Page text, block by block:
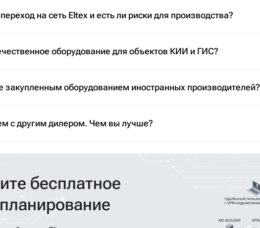
на сеть Eltex и есть ли риски для производства?
оборудование для объектов КИИ и ГИС?
закупленным оборудованием иностранных производителей?
с другим дилером. Чем вы лучше?
бесплатное